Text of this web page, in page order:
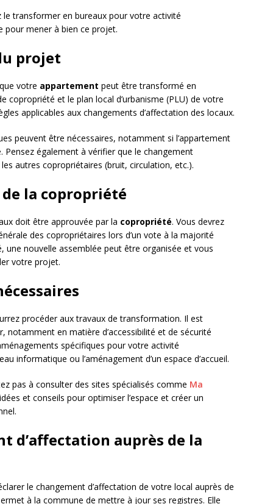
transformer en bureaux pour votre activité
pour mener à bien ce projet.
projet
votre appartement peut être transformé en
copropriété et le plan local d’urbanisme (PLU) de votre
applicables aux changements d’affectation des locaux.
peuvent être nécessaires, notamment si l’appartement
également à vérifier que le changement
autres copropriétaires (bruit, circulation, etc.).
la copropriété
doit être approuvée par la copropriété. Vous devrez
des copropriétaires lors d’un vote à la majorité
une nouvelle assemblée peut être organisée et vous
votre projet.
procéder aux travaux de transformation. Il est
en matière d’accessibilité et de sécurité
spécifiques pour votre activité
informatique ou l’aménagement d’un espace d’accueil.
pas à consulter des sites spécialisés comme Ma
et conseils pour optimiser l’espace et créer un
d’affectation auprès de la
le changement d’affectation de votre local auprès de
à la commune de mettre à jour ses registres. Elle